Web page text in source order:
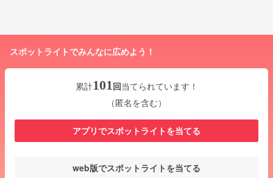
スポットライトでみんなに広めよう！
累計101 回当てられています！
（匿名を含む）
アプリでスポットライトを当てる
web版でスポットライトを当てる